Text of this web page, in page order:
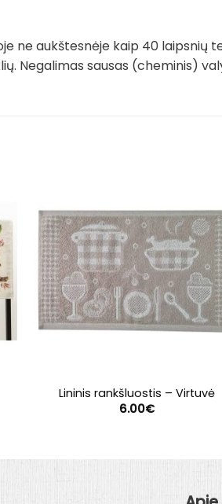
ne aukštesnėje kaip 40
Negalimas sausas (cheminis)
Lininis rankšluostis – Virtuvė
6.00€